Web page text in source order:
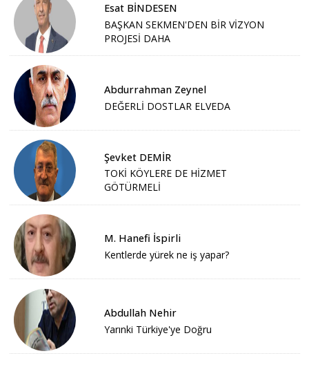
Esat BİNDESEN
BAŞKAN SEKMEN'DEN BİR VİZYON
PROJESİ DAHA
Abdurrahman Zeynel
DEĞERLİ DOSTLAR ELVEDA
Şevket DEMİR
TOKİ KÖYLERE DE HİZMET
GÖTÜRMELİ
M. Hanefi İspirli
Kentlerde yürek ne iş yapar?
Abdullah Nehir
Yarınki Türkiye'ye Doğru